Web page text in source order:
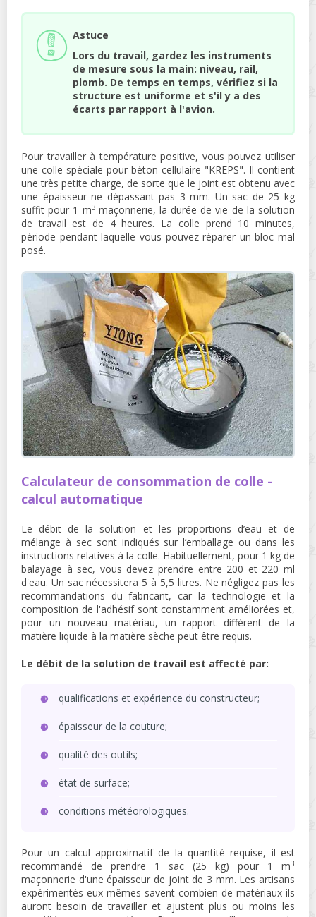
Astuce
Lors du travail, gardez les instruments
de mesure sous la main: niveau, rail,
plomb. De temps en temps, vérifiez si la
structure est uniforme et s'il y a des
écarts par rapport à l'avion.
Pour travailler à température positive, vous pouvez utiliser
une colle spéciale pour béton cellulaire "KREPS". Il contient
une très petite charge, de sorte que le joint est obtenu avec
une épaisseur ne dépassant pas 3 mm. Un sac de 25 kg
suffit pour 1 m3 maçonnerie, la durée de vie de la solution
de travail est de 4 heures. La colle prend 10 minutes,
période pendant laquelle vous pouvez réparer un bloc mal
posé.
Calculateur de consommation de colle -
calcul automatique
Le débit de la solution et les proportions d’eau et de
mélange à sec sont indiqués sur l’emballage ou dans les
instructions relatives à la colle. Habituellement, pour 1 kg de
balayage à sec, vous devez prendre entre 200 et 220 ml
d'eau. Un sac nécessitera 5 à 5,5 litres. Ne négligez pas les
recommandations du fabricant, car la technologie et la
composition de l'adhésif sont constamment améliorées et,
pour un nouveau matériau, un rapport différent de la
matière liquide à la matière sèche peut être requis.
Le débit de la solution de travail est affecté par:
qualifications et expérience du constructeur;
épaisseur de la couture;
qualité des outils;
état de surface;
conditions météorologiques.
Pour un calcul approximatif de la quantité requise, il est
recommandé de prendre 1 sac (25 kg) pour 1 m3
maçonnerie d'une épaisseur de joint de 3 mm. Les artisans
expérimentés eux-mêmes savent combien de matériaux ils
auront besoin de travailler et ajustent plus ou moins les